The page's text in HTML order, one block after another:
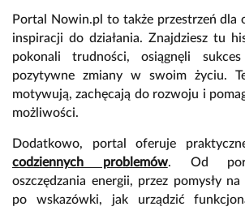
Portal Nowin.pl to także przestrzeń dla
inspiracji do działania. Znajdziesz tu
pokonali trudności, osiągnęli
pozytywne zmiany w swoim życiu.
motywują, zachęcają do rozwoju i
możliwości.
Dodatkowo, portal oferuje
codziennych problemów. Od
oszczędzania energii, przez pomysły
po wskazówki, jak urządzić